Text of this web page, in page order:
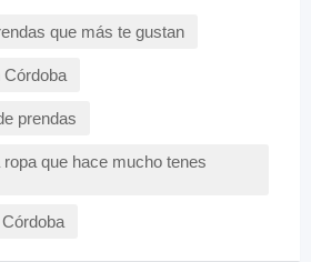
que más te gustan
Córdoba
prendas
que hace mucho tenes